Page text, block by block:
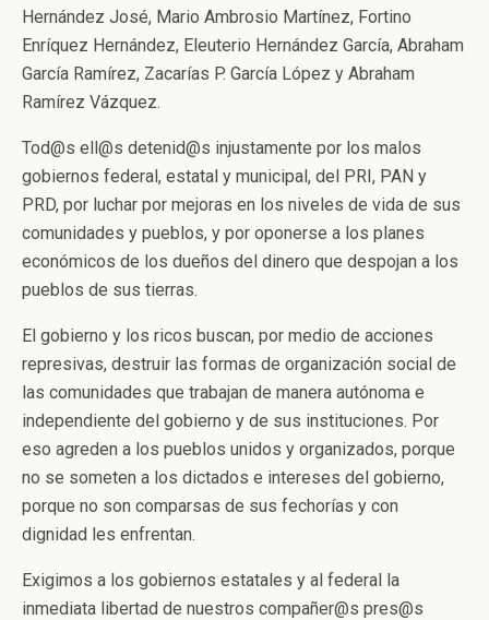
Hernández José, Mario Ambrosio Martínez, Fortino
Enríquez Hernández, Eleuterio Hernández García, Abraham
García Ramírez, Zacarías P. García López y Abraham
Ramírez Vázquez.
Tod@s ell@s detenid@s injustamente por los malos
gobiernos federal, estatal y municipal, del PRI, PAN y
PRD, por luchar por mejoras en los niveles de vida de sus
comunidades y pueblos, y por oponerse a los planes
económicos de los dueños del dinero que despojan a los
pueblos de sus tierras.
El gobierno y los ricos buscan, por medio de acciones
represivas, destruir las formas de organización social de
las comunidades que trabajan de manera autónoma e
independiente del gobierno y de sus instituciones. Por
eso agreden a los pueblos unidos y organizados, porque
no se someten a los dictados e intereses del gobierno,
porque no son comparsas de sus fechorías y con
dignidad les enfrentan.
Exigimos a los gobiernos estatales y al federal la
inmediata libertad de nuestros compañer@s pres@s